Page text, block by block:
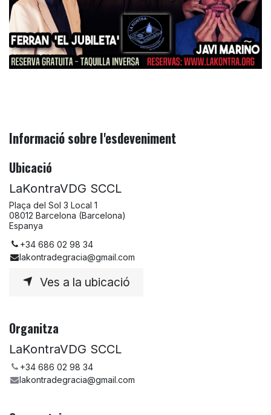
Informació sobre l'esdeveniment
Ubicació
LaKontraVDG SCCL
Plaça del Sol 3 Local 1
08012 Barcelona (Barcelona)
Espanya
+34 686 02 98 34
lakontradegracia@gmail.com
Ves a la ubicació
Organitza
LaKontraVDG SCCL
+34 686 02 98 34
lakontradegracia@gmail.com